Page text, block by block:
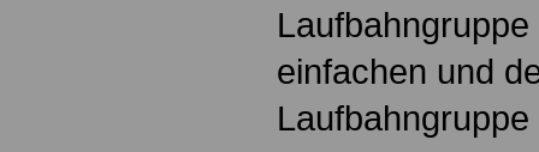
einfachen und